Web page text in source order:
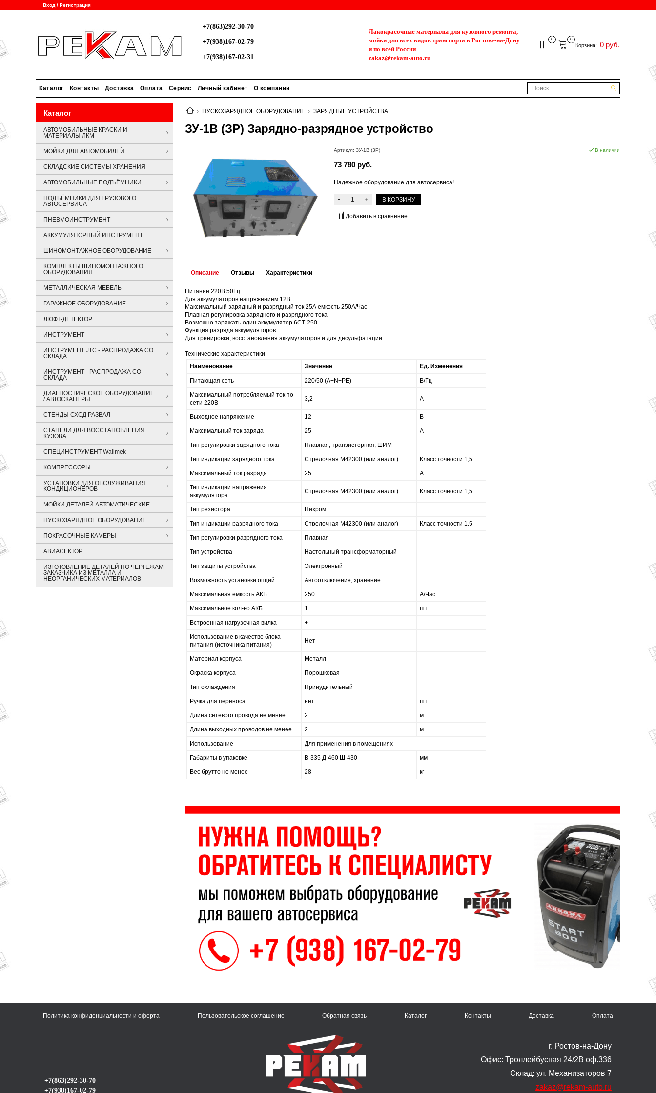
Вход / Регистрация
+7(863)292-30-70
+7(938)167-02-79
+7(938)167-02-31
Лакокрасочные материалы для кузовного ремонта,
мойки для всех видов транспорта в Ростове-на-Дону
и по всей России
zakaz@rekam-auto.ru
0 0
Корзина: 0 руб.
Каталог Контакты Доставка Оплата Сервис Личный кабинет О компании
ПУСКОЗАРЯДНОЕ ОБОРУДОВАНИЕ ЗАРЯДНЫЕ УСТРОЙСТВА
ЗУ-1В (ЗР) Зарядно-разрядное устройство
Артикул: ЗУ-1В (3Р) В наличии
73 780 руб.
Надежное оборудование для автосервиса!
В КОРЗИНУ
Добавить в сравнение
Описание
Питание 220В 50Гц
Для аккумуляторов напряжением 12В
Максимальный зарядный и разрядный ток 25А емкость 250А/Час
Плавная регулировка зарядного и разрядного тока
Возможно заряжать один аккумулятор 6СТ-250
Функция разряда аккумуляторов
Для тренировки, восстановления аккумуляторов и для десульфатации.
Технические характеристики:
Наименование
Значение Ед. Изменения
Питающая сеть 220/50 (A+N+PE) В/Гц
Максимальный потребляемый ток по
сети 220В
3,2 А
Выходное напряжение 12 В
Максимальный ток заряда 25 А
Тип регулировки зарядного тока Плавная, транзисторная, ШИМ
Тип индикации зарядного тока Стрелочная М42300 (или аналог) Класс точности 1,5
Максимальный ток разряда 25 А
Тип индикации напряжения
аккумулятора
Стрелочная М42300 (или аналог) Класс точности 1,5
Тип резистора Нихром
Тип индикации разрядного тока Стрелочная М42300 (или аналог) Класс точности 1,5
Тип регулировки разрядного тока Плавная
Тип устройства Настольный трансформаторный
Тип защиты устройства Электронный
Возможность установки опций Автоотключение, хранение
Максимальная емкость АКБ 250 А/Час
Максимальное кол-во АКБ 1 шт.
Встроенная нагрузочная вилка +
Использование в качестве блока
питания (источника питания)
Нет
Материал корпуса Металл
Окраска корпуса Порошковая
Тип охлаждения Принудительный
Ручка для переноса нет шт.
Длина сетевого провода не менее 2 м
Длина выходных проводов не менее 2 м
Использование Для применения в помещениях
Габариты в упаковке В-335 Д-460 Ш-430 мм
Вес брутто не менее 28 кг
Отзывы Характеристики
Каталог
АВТОМОБИЛЬНЫЕ КРАСКИ И
МАТЕРИАЛЫ ЛКМ
МОЙКИ ДЛЯ АВТОМОБИЛЕЙ
СКЛАДСКИЕ СИСТЕМЫ ХРАНЕНИЯ
АВТОМОБИЛЬНЫЕ ПОДЪЁМНИКИ
ПОДЪЁМНИКИ ДЛЯ ГРУЗОВОГО
АВТОСЕРВИСА
ПНЕВМОИНСТРУМЕНТ
АККУМУЛЯТОРНЫЙ ИНСТРУМЕНТ
ШИНОМОНТАЖНОЕ ОБОРУДОВАНИЕ
КОМПЛЕКТЫ ШИНОМОНТАЖНОГО
ОБОРУДОВАНИЯ
МЕТАЛЛИЧЕСКАЯ МЕБЕЛЬ
ГАРАЖНОЕ ОБОРУДОВАНИЕ
ЛЮФТ-ДЕТЕКТОР
ИНСТРУМЕНТ
ИНСТРУМЕНТ JTC - РАСПРОДАЖА СО
СКЛАДА
ИНСТРУМЕНТ - РАСПРОДАЖА СО
СКЛАДА
ДИАГНОСТИЧЕСКОЕ ОБОРУДОВАНИЕ
/ АВТОСКАНЕРЫ
СТЕНДЫ СХОД РАЗВАЛ
СТАПЕЛИ ДЛЯ ВОССТАНОВЛЕНИЯ
КУЗОВА
СПЕЦИНСТРУМЕНТ Wallmek
КОМПРЕССОРЫ
УСТАНОВКИ ДЛЯ ОБСЛУЖИВАНИЯ
КОНДИЦИОНЕРОВ
МОЙКИ ДЕТАЛЕЙ АВТОМАТИЧЕСКИЕ
ПУСКОЗАРЯДНОЕ ОБОРУДОВАНИЕ
ПОКРАСОЧНЫЕ КАМЕРЫ
АВИАСЕКТОР
ИЗГОТОВЛЕНИЕ ДЕТАЛЕЙ ПО ЧЕРТЕЖАМ
ЗАКАЗЧИКА ИЗ МЕТАЛЛА И
НЕОРГАНИЧЕСКИХ МАТЕРИАЛОВ
Политика конфиденциальности и оферта Пользовательское соглашение Обратная связь Каталог Контакты Доставка Оплата
+7(863)292-30-70
+7(938)167-02-79
г. Ростов-на-Дону
Офис: Троллейбусная 24/2В оф.336
Склад: ул. Механизаторов 7
zakaz@rekam-auto.ru